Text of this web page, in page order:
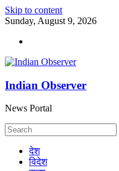
Skip to content
Sunday, August 9, 2026
Indian Observer
News Portal
देश
विदेश